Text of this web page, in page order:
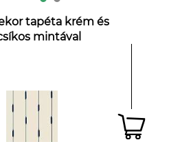
tapéta krém és
mintával